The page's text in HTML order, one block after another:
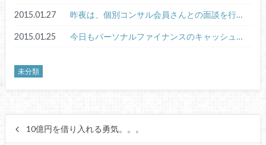
2015.01.27 昨夜は、個別コンサル会員さんとの面談を行…
2015.01.25 今日もパーソナルファイナンスのキャッシュ…
未分類
10億円を借り入れる勇気。。。